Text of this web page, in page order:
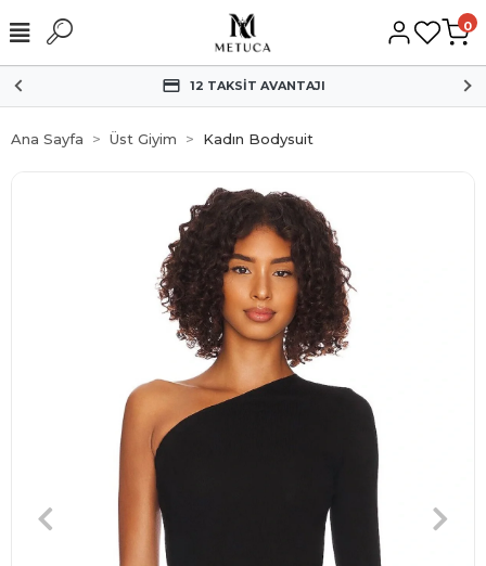
0
HIZLI KARGO
Ana Sayfa Üst Giyim Kadın Bodysuit